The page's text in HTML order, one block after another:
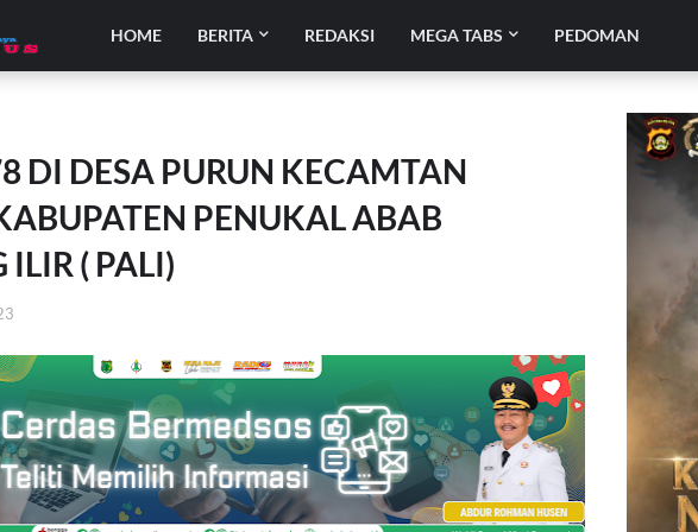
HOME BERITA REDAKSI MEGA TABS PEDOMAN
DI DESA PURUN KECAMTAN
PENUKAL ABAB
ILIR ( PALI)